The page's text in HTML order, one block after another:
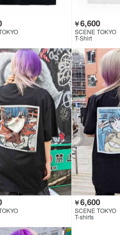
￥6,600
SCENE TOKYO
T-Shirt
￥6,600
SCENE TOKYO
T-shirts